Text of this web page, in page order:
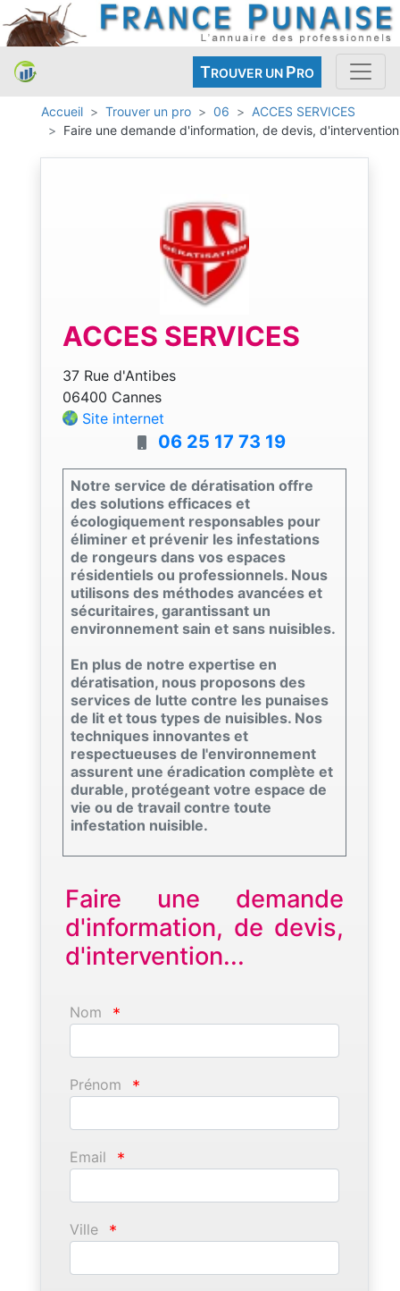
TROUVER UN PRO
Accueil Trouver un pro 06
ACCES SERVICES
Faire une demande d'information, de devis, d'intervention
ACCES SERVICES
37 Rue d'Antibes
06400 Cannes
Site internet
06 25 17 73 19
Notre service de dératisation offre
des solutions efficaces et
écologiquement responsables pour
éliminer et prévenir les infestations
de rongeurs dans vos espaces
résidentiels ou professionnels. Nous
utilisons des méthodes avancées et
sécuritaires, garantissant un
environnement sain et sans nuisibles.
En plus de notre expertise en
dératisation, nous proposons des
services de lutte contre les punaises
de lit et tous types de nuisibles. Nos
techniques innovantes et
respectueuses de l'environnement
assurent une éradication complète et
durable, protégeant votre espace de
vie ou de travail contre toute
infestation nuisible.
Faire une demande
d'information, de devis,
d'intervention...
Nom *
Prénom *
Email *
Ville *